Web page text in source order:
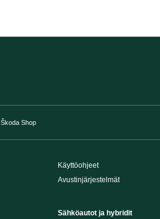
Škoda Shop
Käyttöohjeet
Avustinjärjestelmät
Sähköautot ja hybridit